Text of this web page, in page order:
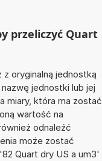
przeliczyć Quart
oryginalną jednostką
jednostki lub jej
miary, która ma zostać
wartość na
odnaleźć
może zostać
Quart dry US a um3'